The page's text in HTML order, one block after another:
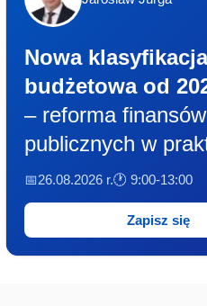
Nowa klasyfikacja
budżetowa od
– reforma finansów
publicznych w
📅26.08.2026 r.🕐 9:00-13:00
Zapisz się